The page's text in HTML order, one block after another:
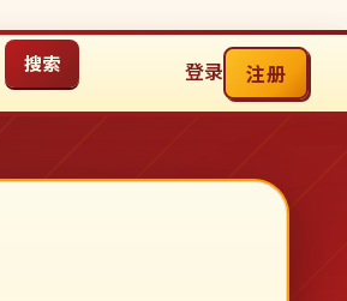
搜索 登录 注册